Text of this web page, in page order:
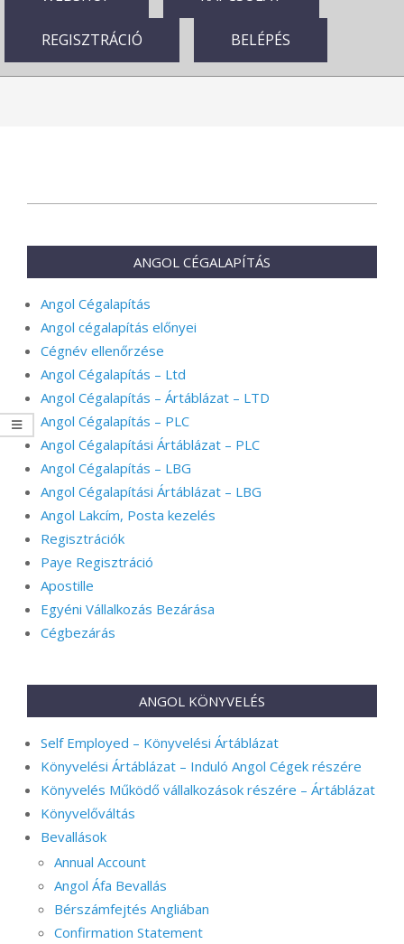
REGISZTRÁCIÓ BELÉPÉS
ANGOL CÉGALAPÍTÁS
Angol Cégalapítás
Angol cégalapítás előnyei
Cégnév ellenőrzése
Angol Cégalapítás – Ltd
Angol Cégalapítás – Ártáblázat – LTD
Angol Cégalapítás – PLC
Angol Cégalapítási Ártáblázat – PLC
Angol Cégalapítás – LBG
Angol Cégalapítási Ártáblázat – LBG
Angol Lakcím, Posta kezelés
Regisztrációk
Paye Regisztráció
Apostille
Egyéni Vállalkozás Bezárása
Cégbezárás
ANGOL KÖNYVELÉS
Self Employed – Könyvelési Ártáblázat
Könyvelési Ártáblázat – Induló Angol Cégek részére
Könyvelés Működő vállalkozások részére – Ártáblázat
Könyvelőváltás
Bevallások
Annual Account
Angol Áfa Bevallás
Bérszámfejtés Angliában
Confirmation Statement